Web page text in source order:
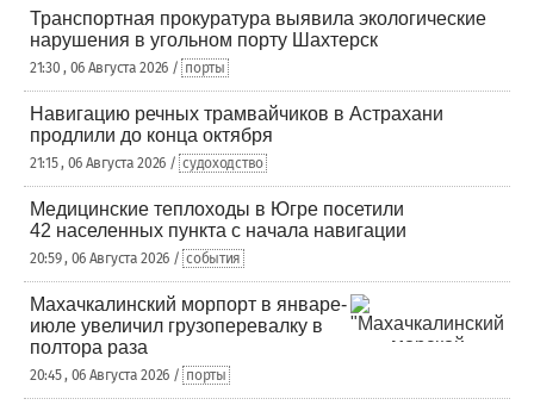
Транспортная прокуратура выявила экологические
нарушения в угольном порту Шахтерск
21:30 , 06 Августа 2026 / порты
Навигацию речных трамвайчиков в Астрахани
продлили до конца октября
21:15 , 06 Августа 2026 / судоходство
Медицинские теплоходы в Югре посетили
42 населенных пункта с начала навигации
20:59 , 06 Августа 2026 / события
Махачкалинский морпорт в январе-
июле увеличил грузоперевалку в
полтора раза
20:45 , 06 Августа 2026 / порты